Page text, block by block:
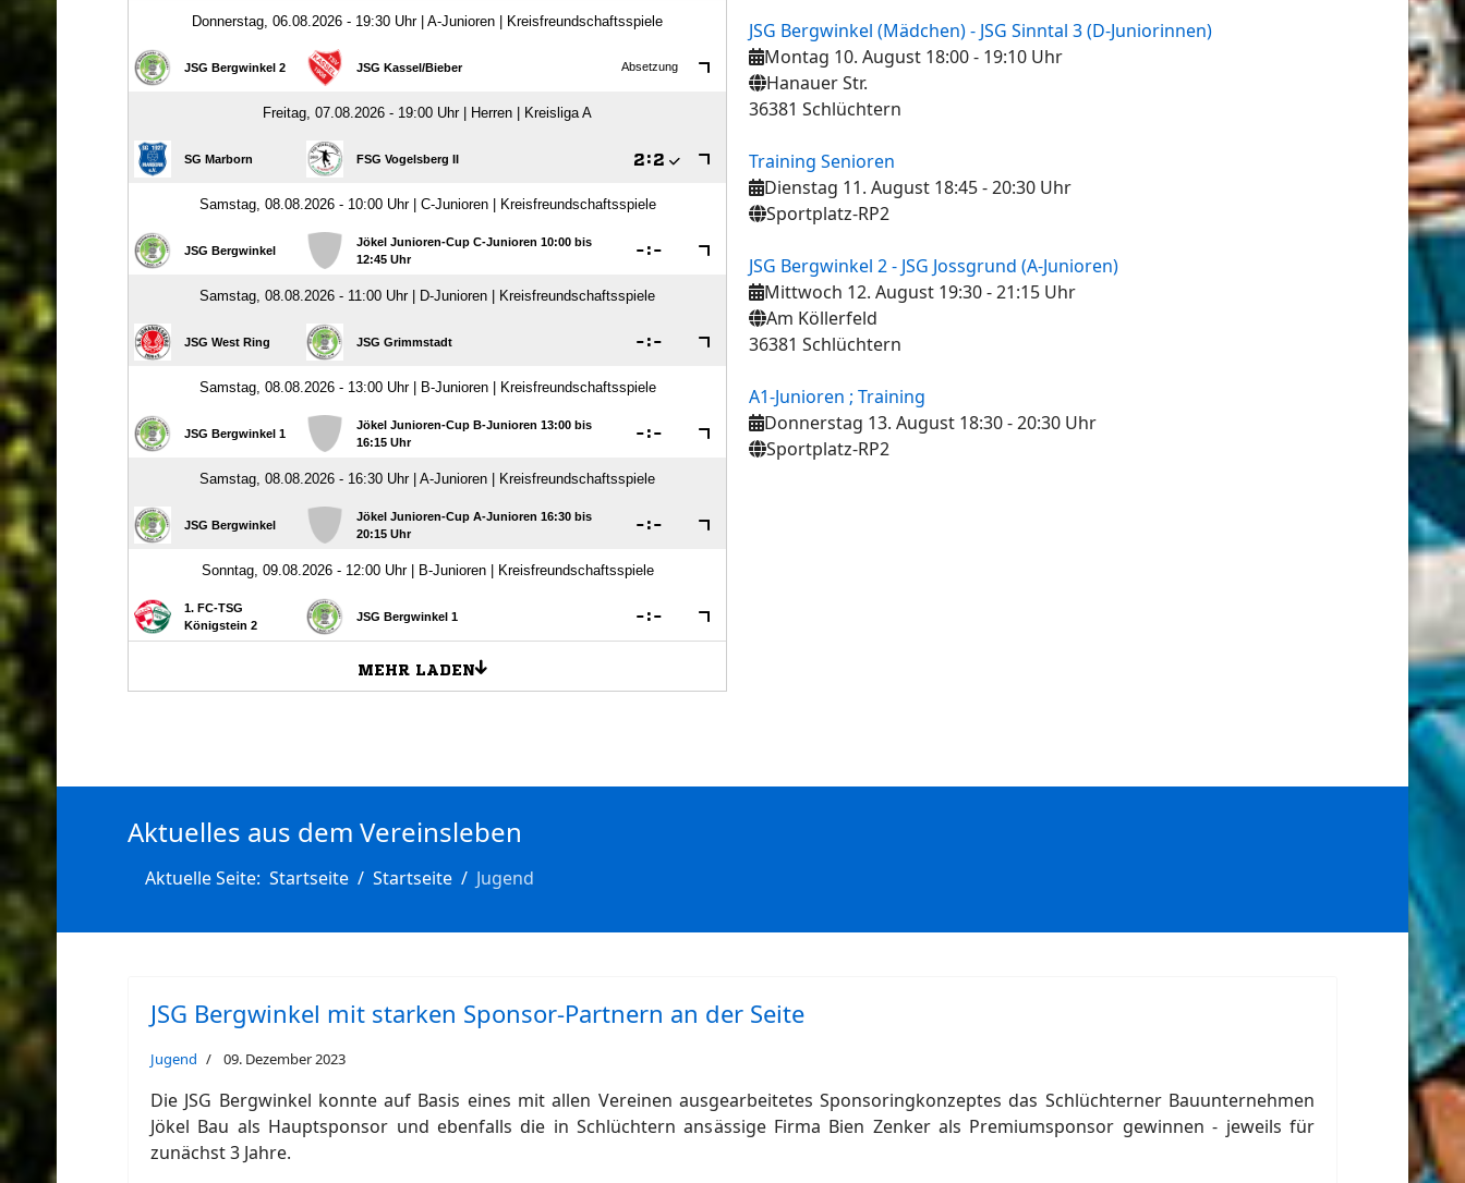
JSG Bergwinkel (Mädchen) - JSG Sinntal 3 (D-Juniorinnen)
Montag 10. August 18:00- 19:10 Uhr
Hanauer Str.
36381 Schlüchtern
Training Senioren
Dienstag 11. August 18:45- 20:30 Uhr
Sportplatz-RP2
JSG Bergwinkel 2 - JSG Jossgrund (A-Junioren)
Mittwoch 12. August 19:30- 21:15 Uhr
Am Köllerfeld
36381 Schlüchtern
A1-Junioren ; Training
Donnerstag 13. August 18:30- 20:30 Uhr
Sportplatz-RP2
Aktuelles aus dem Vereinsleben
Aktuelle Seite: Startseite Startseite Jugend
JSG Bergwinkel mit starken Sponsor-Partnern an der Seite
Jugend 09. Dezember 2023
Die JSG Bergwinkel konnte auf Basis eines mit allen Vereinen ausgearbeitetes Sponsoringkonzeptes das Schlüchterner Bauunternehmen
Jökel Bau als Hauptsponsor und ebenfalls die in Schlüchtern ansässige Firma Bien Zenker als Premiumsponsor gewinnen - jeweils für
zunächst 3 Jahre.